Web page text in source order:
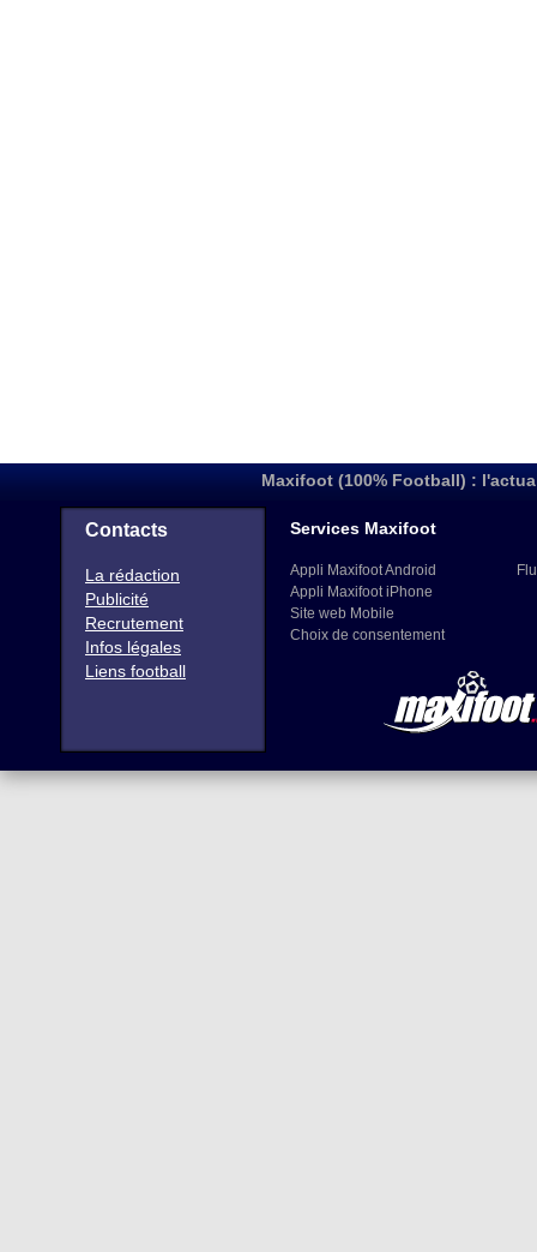
Maxifoot (100% Football) :
Contacts
La rédaction
Publicité
Recrutement
Infos légales
Liens football
Services Maxifoot
Appli Maxifoot Android
Appli Maxifoot iPhone
Site web Mobile
Choix de consentement